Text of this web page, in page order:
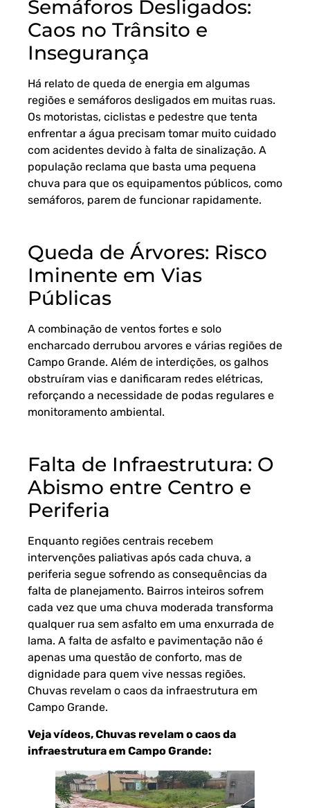
Semáforos Desligados:
Caos no Trânsito e
Insegurança
Há relato de queda de energia em algumas
regiões e semáforos desligados em muitas ruas.
Os motoristas, ciclistas e pedestre que tenta
enfrentar a água precisam tomar muito cuidado
com acidentes devido à falta de sinalização. A
população reclama que basta uma pequena
chuva para que os equipamentos públicos, como
semáforos, parem de funcionar rapidamente.
Queda de Árvores: Risco
Iminente em Vias
Públicas
A combinação de ventos fortes e solo
encharcado derrubou arvores e várias regiões de
Campo Grande. Além de interdições, os galhos
obstruíram vias e danificaram redes elétricas,
reforçando a necessidade de podas regulares e
monitoramento ambiental.
Falta de Infraestrutura: O
Abismo entre Centro e
Periferia
Enquanto regiões centrais recebem
intervenções paliativas após cada chuva, a
periferia segue sofrendo as consequências da
falta de planejamento. Bairros inteiros sofrem
cada vez que uma chuva moderada transforma
qualquer rua sem asfalto em uma enxurrada de
lama. A falta de asfalto e pavimentação não é
apenas uma questão de conforto, mas de
dignidade para quem vive nessas regiões.
Chuvas revelam o caos da infraestrutura em
Campo Grande.
Veja vídeos, Chuvas revelam o caos da
infraestrutura em Campo Grande: